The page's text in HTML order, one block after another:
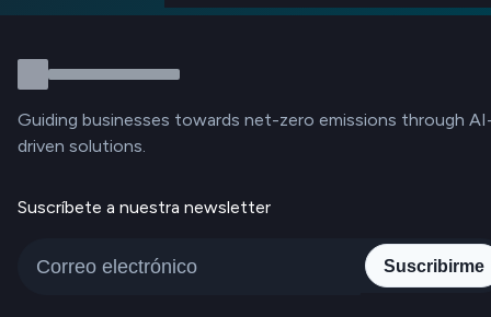
Guiding businesses towards net-zero emissions through
driven solutions.
Suscríbete a nuestra newsletter
Suscribirme